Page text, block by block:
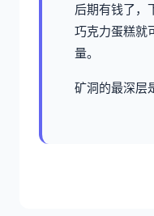
后期有钱了，
巧克力蛋糕就
量。
矿洞的最深层